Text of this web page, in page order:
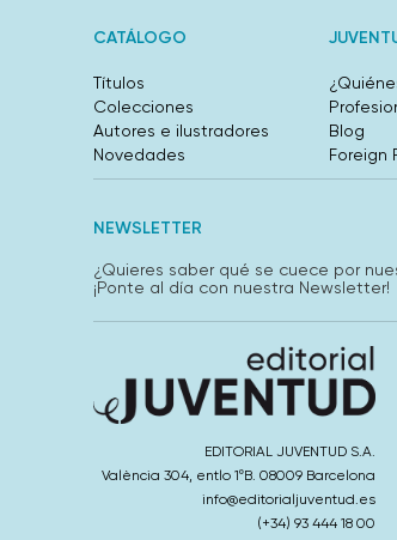
CATÁLOGO
Títulos
Colecciones
Autores e ilustradores
Novedades
Blog
Foreign
NEWSLETTER
¿Quieres saber qué se cuece por
¡Ponte al día con nuestra Newsletter!
EDITORIAL JUVENTUD S.A.
València 304, entlo 1ºB. 08009 Barcelona
info@editorialjuventud.es
(+34) 93 444 18 00